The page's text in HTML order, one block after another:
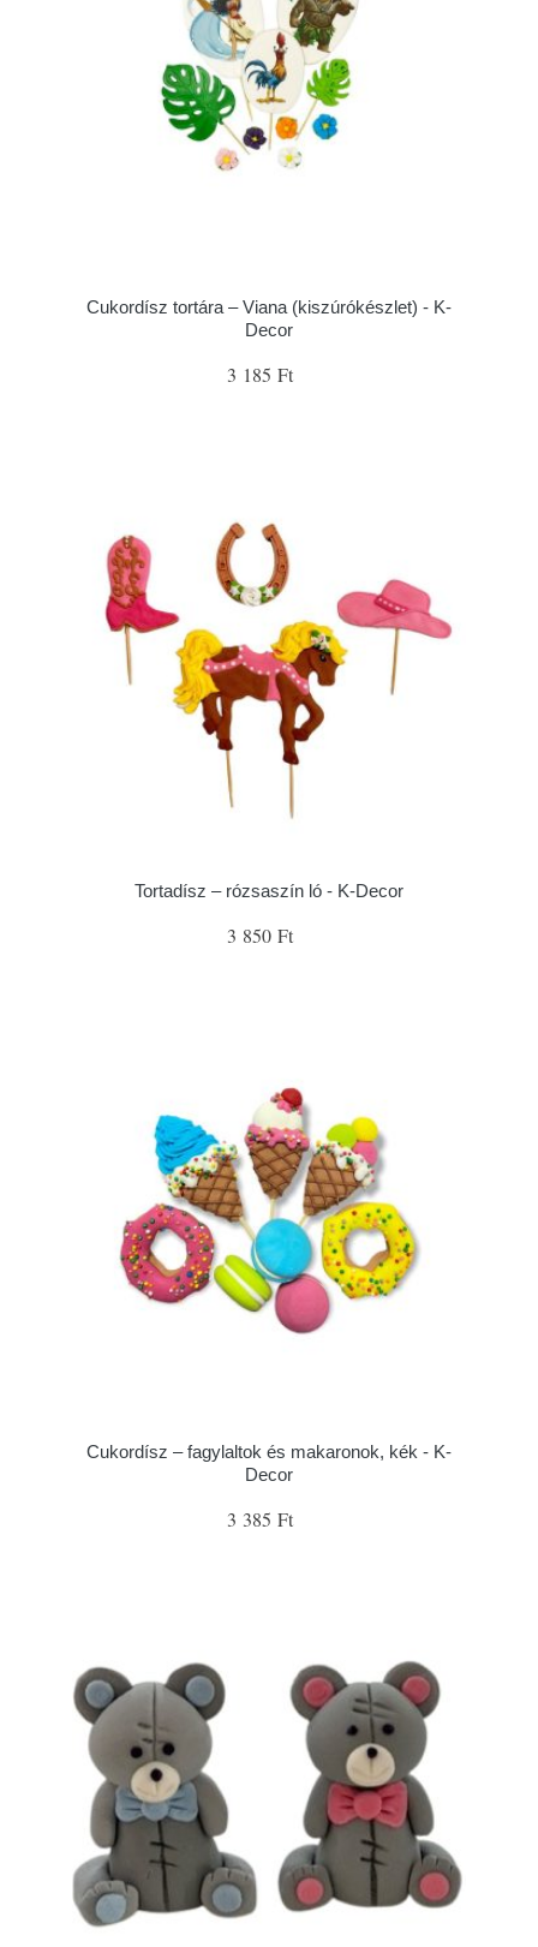
Cukordísz tortára – Viana (kiszúrókészlet) - K-
Decor
3 185 Ft
Tortadísz – rózsaszín ló - K-Decor
3 850 Ft
Cukordísz – fagylaltok és makaronok, kék - K-
Decor
3 385 Ft